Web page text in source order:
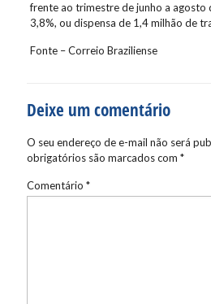
frente ao trimestre de junho a agosto
3,8%, ou dispensa de 1,4 milhão de
Fonte – Correio Braziliense
Deixe um comentário
O seu endereço de e-mail não será
obrigatórios são marcados com *
Comentário *